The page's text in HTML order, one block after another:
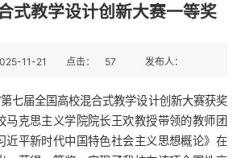
式教学设计创新大赛一等奖
11-21 点击： 57 发布人：
第七届全国高校混合式教学设计创新大赛获奖
马克思主义学院院长王欢教授带领的教师团
近平新时代中国特色社会主义思想概论》在